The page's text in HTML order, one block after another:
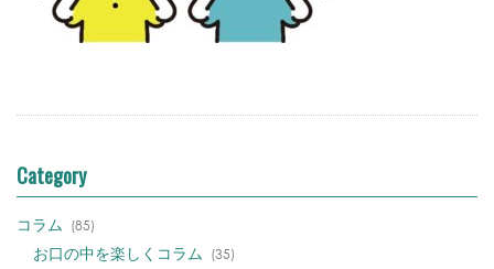
Category
コラム (85)
お口の中を楽しくコラム (35)